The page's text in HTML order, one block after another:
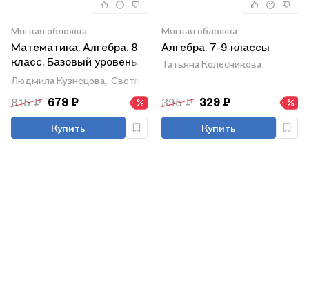
Мягкая обложка
Математика. Алгебра. 8
класс. Базовый уровень.
Дидактические
материалы. Учебное
пособие. ФГОС 2021
Людмила Кузнецова, Светлана Суворова,
815 ₽ 679 ₽
Купить
Мягкая обложка
Алгебра. 7-9 классы
Татьяна Колесникова
395 ₽ 329 ₽
Купить